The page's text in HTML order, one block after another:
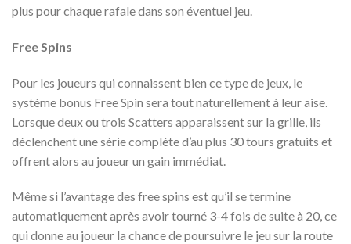
plus pour chaque rafale dans son éventuel jeu.
Free Spins
Pour les joueurs qui connaissent bien ce type de jeux, le
système bonus Free Spin sera tout naturellement à leur aise.
Lorsque deux ou trois Scatters apparaissent sur la grille, ils
déclenchent une série complète d’au plus 30 tours gratuits et
offrent alors au joueur un gain immédiat.
Même si l’avantage des free spins est qu’il se termine
automatiquement après avoir tourné 3-4 fois de suite à 20, ce
qui donne au joueur la chance de poursuivre le jeu sur la route